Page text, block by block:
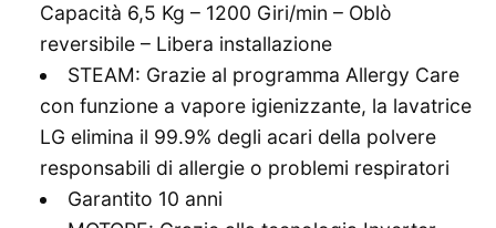
Capacità 6,5 Kg – 1200 Giri/min – Oblò
reversibile – Libera installazione
STEAM: Grazie al programma Allergy Care
con funzione a vapore igienizzante, la lavatrice
LG elimina il 99.9% degli acari della polvere
responsabili di allergie o problemi respiratori
Garantito 10 anni